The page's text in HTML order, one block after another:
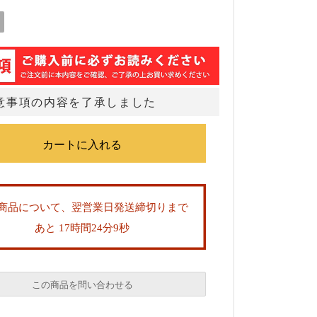
事項の内容を了承しました
品について、翌営業日発送締切りまで
あと 17時間24分9秒
この商品を問い合わせる